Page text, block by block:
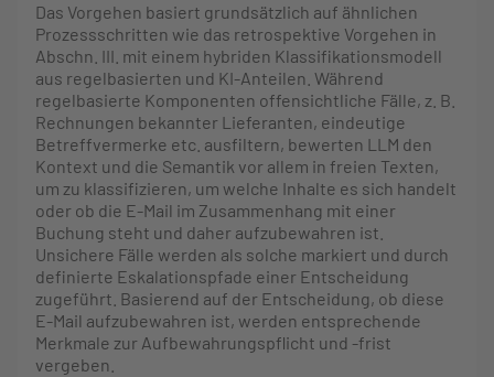
Das Vorgehen basiert grundsätzlich auf ähnlichen
Prozessschritten wie das retrospektive Vorgehen in
Abschn. III. mit einem hybriden Klassifikationsmodell
aus regelbasierten und KI-Anteilen. Während
regelbasierte Komponenten offensichtliche Fälle, z. B.
Rechnungen bekannter Lieferanten, eindeutige
Betreffvermerke etc. ausfiltern, bewerten LLM den
Kontext und die Semantik vor allem in freien Texten,
um zu klassifizieren, um welche Inhalte es sich handelt
oder ob die E-Mail im Zusammenhang mit einer
Buchung steht und daher aufzubewahren ist.
Unsichere Fälle werden als solche markiert und durch
definierte Eskalationspfade einer Entscheidung
zugeführt. Basierend auf der Entscheidung, ob diese
E-Mail aufzubewahren ist, werden entsprechende
Merkmale zur Aufbewahrungspflicht und -frist
vergeben.